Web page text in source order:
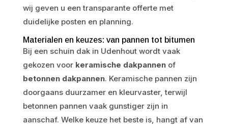
wij geven u een transparante offerte met
duidelijke posten en planning.
Materialen en keuzes: van pannen tot bitumen
Bij een schuin dak in Udenhout wordt vaak
gekozen voor keramische dakpannenof
betonnen dakpannen. Keramische pannen zijn
doorgaans duurzamer en kleurvaster, terwijl
betonnen pannen vaak gunstiger zijn in
aanschaf. Welke keuze het beste is, hangt af van